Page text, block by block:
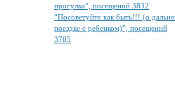
прогулка”, посещений 3832
“Посоветуйте как быть!!! (о
поездке с ребенком)”, посещений
3785